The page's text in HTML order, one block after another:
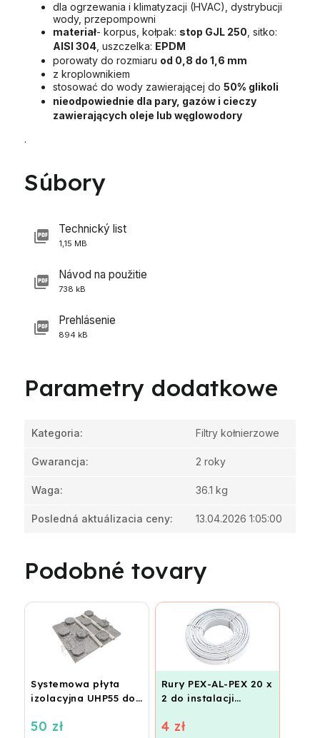
dla ogrzewania i klimatyzacji (HVAC), dystrybucji
wody, przepompowni
materiał- korpus, kołpak: stop GJL 250 , sitko:
AISI 304 , uszczelka: EPDM
porowaty do rozmiaru od 0,8 do 1,6 mm
z kroplownikiem
stosować do wody zawierającej do 50% glikoli
nieodpowiednie dla pary, gazów i cieczy
zawierających oleje lub węglowodory
.
Súbory
Technický list
1,15 MB
Návod na použitie
738 kB
Prehlásenie
894 kB
Parametry dodatkowe
Kategoria: Filtry kołnierzowe
Gwarancja: 2 roky
Waga: 36.1 kg
Posledná aktuálizacia ceny: 13.04.2026 1:05:00
Podobné tovary
Systemowa płyta
izolacyjna UHP55 do
podłogowego
50 zł
Rury PEX-AL-PEX 20 x
2 do instalacji
ogrzewania
4 zł